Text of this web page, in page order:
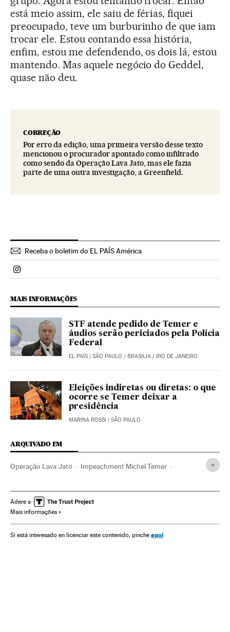
está meio assim, ele saiu de férias, fiquei
preocupado, teve um burburinho de que iam
trocar ele. Estou contando essa história,
enfim, estou me defendendo, os dois lá, estou
mantendo. Mas aquele negócio do Geddel,
quase não deu.
CORREÇÃO
Por erro da edição, uma primeira versão desse texto
mencionou o procurador apontado como infiltrado
como sendo da Operação Lava Jato, mas ele fazia
parte de uma outra investigação, a Greenfield.
Receba o boletim do EL PAÍS América
Politica El País Brasil en Instagram
MAIS INFORMAÇÕES
STF atende pedido de Temer e
áudios serão periciados pela Polícia
Federal
EL PAÍS | SÃO PAULO / BRASILIA / RIO DE JANEIRO
Eleições indiretas ou diretas: o que
ocorre se Temer deixar a
presidência
MARINA ROSSI | SÃO PAULO
ARQUIVADO EM
Operação Lava Jato Impeachment Michel Temer
Impeachment Crises políticas
Presidente Brasil
Destituições políticas Corrupção política
Adere a
Mais informações
Si está interesado en licenciar este contenido, pinche aquí